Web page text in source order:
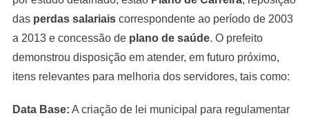
das perdas salariaiscorrespondente ao período de 2003
a 2013 e concessão de plano de saúde. O prefeito
demonstrou disposição em atender, em futuro próximo,
itens relevantes para melhoria dos servidores, tais como:
Data Base: A criação de lei municipal para regulamentar